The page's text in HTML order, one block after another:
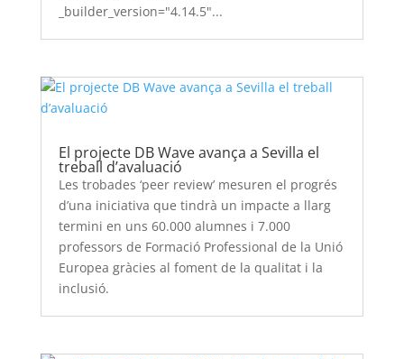
_builder_version="4.14.5"...
El projecte DB Wave avança a Sevilla el
treball d’avaluació
Les trobades ‘peer review’ mesuren el progrés
d’una iniciativa que tindrà un impacte a llarg
termini en uns 60.000 alumnes i 7.000
professors de Formació Professional de la Unió
Europea gràcies al foment de la qualitat i la
inclusió.